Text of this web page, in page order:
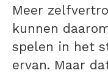
Meer
kunnen
spelen in het
ervan. Maar